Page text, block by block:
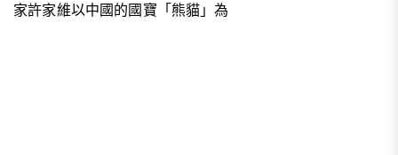
家許家維以中國的國寶「熊貓」為